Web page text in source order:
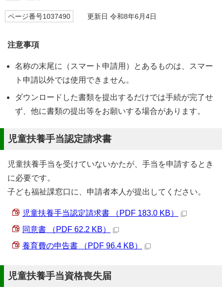
ページ番号1037490 更新日 令和8年6月4日
注意事項
名称の末尾に（スマート申請用）とあるものは、スマー
ト申請以外では使用できません。
ダウンロードした書類を提出するだけでは手続が完了せ
ず、他に書類の提出等をお願いする場合があります。
児童扶養手当認定請求書
児童扶養手当を受けていないかたが、手当を申請するとき
に必要です。
子ども福祉課窓口に、申請者本人が提出してください。
児童扶養手当認定請求書 （PDF 183.0 KB）
同意書 （PDF 62.2 KB）
養育費の申告書 （PDF 96.4 KB）
児童扶養手当資格喪失届